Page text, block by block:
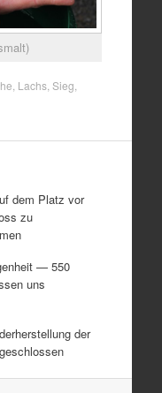
Lachs, Sieg
dem Platz vor
zu
— 550
uns
der